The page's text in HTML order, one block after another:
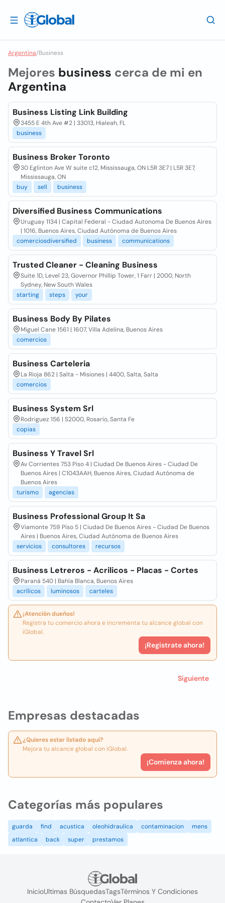
Argentina/Business
Empresas destacadas
¿Quieres estar listado aquí?
Mejora tu alcance global con iGlobal.
¡Comienza ahora!
Mejores business cerca de mi en
Argentina
Business Listing Link Building
3455 E 4th Ave #2 | 33013, Hialeah, FL
business
Business Broker Toronto
30 Eglinton Ave W suite c12, Mississauga, ON L5R 3E7 | L5R 3E7,
Mississauga, ON
buy
sell business
Diversified Business Communications
Uruguay 1134 | Capital Federal - Ciudad Autonoma De Buenos Aires
| 1016, Buenos Aires, Ciudad Autónoma de Buenos Aires
comerciosdiversified
business communications
Trusted Cleaner - Cleaning Business
Suite 1D, Level 23, Governor Phillip Tower, 1 Farr | 2000, North
Sydney, New South Wales
starting
steps your
Business Body By Pilates
Miguel Cane 1561 | 1607, Villa Adelina, Buenos Aires
comercios
Business Carteleria
La Rioja 862 | Salta - Misiones | 4400, Salta, Salta
comercios
Business System Srl
Rodriguez 156 | S2000, Rosario, Santa Fe
copias
Business Y Travel Srl
Av Corrientes 753 Piso 4 | Ciudad De Buenos Aires - Ciudad De
Buenos Aires | C1043AAH, Buenos Aires, Ciudad Autónoma de
Buenos Aires
turismo
agencias
Business Professional Group It Sa
Viamonte 759 Piso 5 | Ciudad De Buenos Aires - Ciudad De Buenos
Aires | Buenos Aires, Ciudad Autónoma de Buenos Aires
servicios
consultores recursos
Business Letreros - Acrilicos - Placas - Cortes
Paraná 540 | Bahía Blanca, Buenos Aires
acrílicos
luminosos carteles
¡Atención dueños!
Registra tu comercio ahora e incrementa tu alcance global con
iGlobal.
¡Registrate ahora!
Siguiente
Categorías más populares
guarda find acustica oleohidraulica contaminacion
mens
atlantica
back super prestamos
InicioUltimas BúsquedasTagsTérminos Y Condiciones